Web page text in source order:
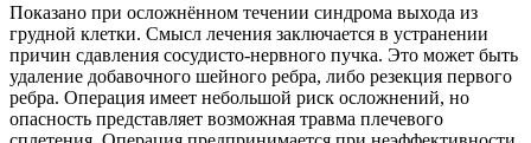
Показано при осложнённом течении синдрома выхода из
грудной клетки. Смысл лечения заключается в устранении
причин сдавления сосудисто-нервного пучка. Это может быть
удаление добавочного шейного ребра, либо резекция первого
ребра. Операция имеет небольшой риск осложнений, но
опасность представляет возможная травма плечевого